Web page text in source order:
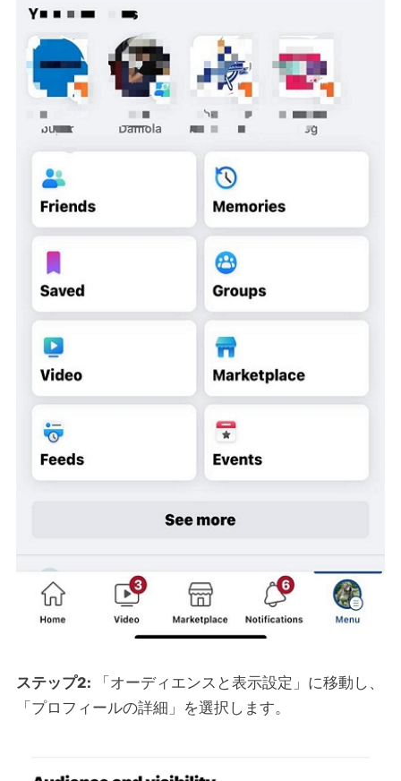
ステップ2:
「オーディエンスと表示設定」に移動し、
「プロフィールの詳細」を選択します。